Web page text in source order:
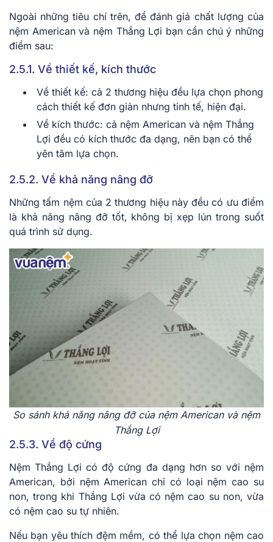
Ngoài những tiêu chí trên, để đánh giá chất lượng của
nệm American và nệm Thắng Lợi bạn cần chú ý những
điểm sau:
2.5.1. Về thiết kế, kích thước
Về thiết kế: cả 2 thương hiệu đều lựa chọn phong
cách thiết kế đơn giản nhưng tinh tế, hiện đại.
Về kích thước: cả nệm American và nệm Thắng
Lợi đều có kích thước đa dạng, nên bạn có thể
yên tâm lựa chọn.
2.5.2. Về khả năng nâng đỡ
Những tấm nệm của 2 thương hiệu này đều có ưu điểm
là khả năng nâng đỡ tốt, không bị xẹp lún trong suốt
quá trình sử dụng.
So sánh khả năng nâng đỡ của nệm American và nệm
Thắng Lợi
2.5.3. Về độ cứng
Nệm Thắng Lợi có độ cứng đa dạng hơn so với nệm
American, bởi nệm American chỉ có loại nệm cao su
non, trong khi Thắng Lợi vừa có nệm cao su non, vừa
có nệm cao su tự nhiên.
Nếu bạn yêu thích đệm mềm, có thể lựa chọn nệm cao